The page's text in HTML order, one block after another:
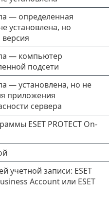
— определенная
установлена, но
версия
— компьютер
подсети
— установлена, но не
приложения
сервера
ESET PROTECT On-
учетной записи: ESET
Account или ESET